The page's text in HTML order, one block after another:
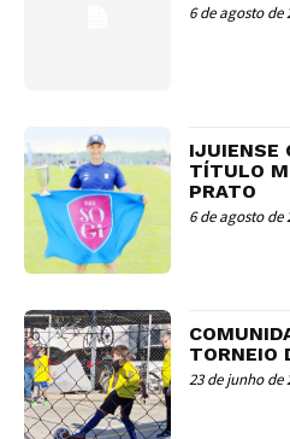
6 de agosto de
IJUIENSE
TÍTULO
PRATO
6 de agosto de
TORNEIO
23 de junho de